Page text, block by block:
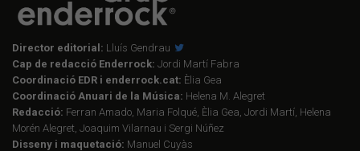
Director editorial: Lluís Gendrau
Cap de redacció Enderrock: Jordi Martí Fabra
Coordinació EDR i enderrock.cat: Èlia Gea
Coordinació Anuari de la Música: Helena M. Alegret
Redacció: Ferran Amado, Maria Folqué, Èlia Gea, Jordi Martí, Helena
Morén Alegret, Joaquim Vilarnau i Sergi Núñez
Disseny i maquetació: Manuel Cuyàs